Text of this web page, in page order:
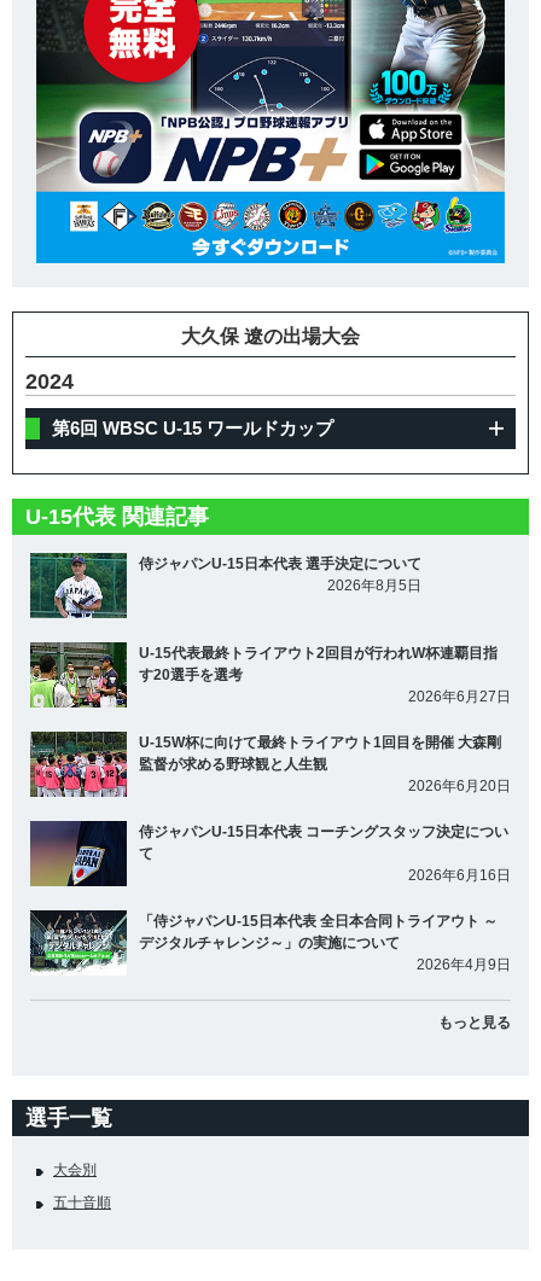
大久保 遼の出場大会
2024
第6回 WBSC U-15 ワールドカップ
U-15代表 関連記事
侍ジャパンU-15日本代表 選手決定について
2026年8月5日
U-15代表最終トライアウト2回目が行われW杯連覇目指
す20選手を選考
2026年6月27日
U-15W杯に向けて最終トライアウト1回目を開催 大森剛
監督が求める野球観と人生観
2026年6月20日
侍ジャパンU-15日本代表 コーチングスタッフ決定につい
て
2026年6月16日
「侍ジャパンU-15日本代表 全日本合同トライアウト ～
デジタルチャレンジ～」の実施について
2026年4月9日
もっと見る
選手一覧
大会別
五十音順